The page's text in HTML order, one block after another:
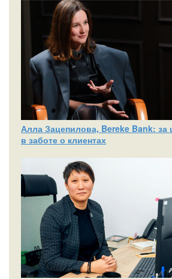
Алла Зацепилова, Bereke Bank:
в заботе о клиентах